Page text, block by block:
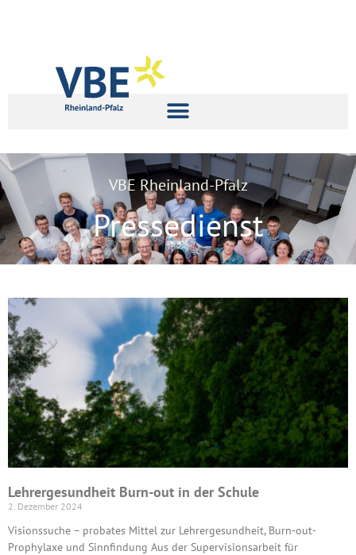
VBE Rheinland-Pfalz
Pressedienst
Lehrergesundheit Burn-out in der Schule
2. Dezember 2024
Visionssuche – probates Mittel zur Lehrergesundheit, Burn-out-
Prophylaxe und Sinnfindung Aus der Supervisionsarbeit für